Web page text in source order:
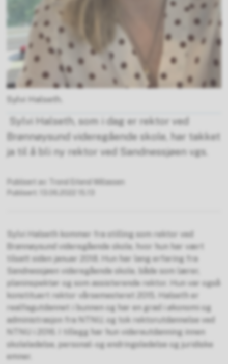
Sylvi Halseth.
Sylvi Halseth, som i dag er rektor ved
Brønnøysund videregående skole, har takket
ja til å bli ny rektor ved Sandnessjøen vgs.
Publisert av
Trond Erlend Willassen
Publisert
Sylvi Halseth kommer fra stilling som rektor ved
Brønnøysund videregående skole, hvor hun har vært
tilsatt siden januar 2018. Hun har lang erfaring fra
Sandnessjøen videregående skole, både som lærer,
planinspektør og som assisterende rektor. Hun var også
konstituert rektor vårsemesteret 2015. Halseth er
realfagutdannet i bunnen og har en grad i økonomi og
administrasjon fra NTNU, og tok rektorutdannelse ved
NTNU i 2016. I tillegg har hun videreutdanning innen
skoleledelse, personal- og endringsledelse og juridiske
emner.